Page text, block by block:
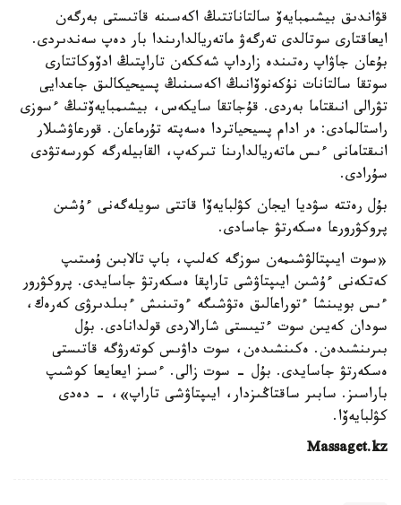
قۋاندىق بيشىمبايەۆ سالتاناتتىڭ اكەسىنە قاتىستى بەرگەن
ايعاقتارى سوتالدى تەرگەۋ ماتەريالدارىندا بار دەپ سەندىردى.
بۇعان جاۋاپ رەتىندە زارداپ شەككەن تاراپتىڭ ادۆوكاتتارى
سوتقا سالتانات نۇكەنوۆانىڭ اكەسىنىڭ پسيحيكالىق جاعدايى
تۋرالى انىقتاما بەردى. قۇجاتقا سايكەس، بيشىمبايەۆتىڭ ءسوزى
راستالمادى: ەر ادام پسيحياتردا ەسەپتە تۇرماعان. قورعاۋشىلار
انىقتامانى ءىس ماتەريالدارىنا تىركەپ، القابيلەرگە كورسەتۋدى
سۇرادى.
بۇل رەتتە سۋديا ايجان كۋلبايەۆا قاتتى سويلەگەنى ءۇشىن
پروكۋرورعا ەسكەرتۋ جاسادى.
«سوت ايىپتالۋشىمەن سوزگە كەلىپ، باپ تالابىن ۇمىتىپ
كەتكەنى ءۇشىن ايىپتاۋشى تاراپقا ەسكەرتۋ جاسايدى. پروكۋرور
ءىس بويىنشا ءتوراعالىق ەتۋشىگە ءوتىنىش ءبىلدىرۋى كەرەك،
سودان كەيىن سوت ءتيىستى شارالاردى قولدانادى. بۇل
بىرىنشىدەن. ەكىنشىدەن، سوت داۋىس كوتەرۋگە قاتىستى
ەسكەرتۋ جاسايدى. بۇل - سوت زالى. ءسىز ايعايعا كوشىپ
باراسىز. سابىر ساقتاڭىزدار، ايىپتاۋشى تاراپ»، - دەدى
كۋلبايەۆا.
Massaget.kz